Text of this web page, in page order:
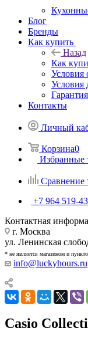
Блог
Бренды
Как купить
Назад
Как
Условия
Условия
Контакты
Личный
Корзина0
Избранные
Сравнение
+7 964 519-
Контактная
г. Москва
ул. Ленинская
* не является магазином и
info@luckyhours.ru
Casio